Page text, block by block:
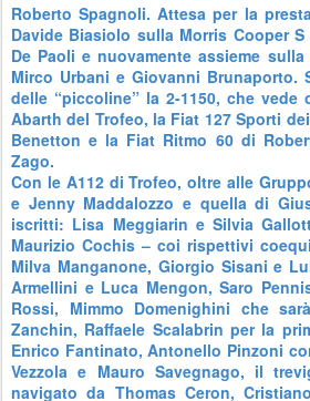
Roberto Spagnoli. Attesa per la
Davide Biasiolo sulla Morris Cooper
De Paoli e nuovamente assieme
Mirco Urbani e Giovanni Brunaporto.
delle “piccoline” la 2-1150, che vede
Abarth del Trofeo, la Fiat 127 Sporti
Benetton e la Fiat Ritmo 60 di
Zago.
Con le A112 di Trofeo, oltre alle
e Jenny Maddalozzo e quella di
iscritti: Lisa Meggiarin e Silvia
Maurizio Cochis – coi rispettivi
Milva Manganone, Giorgio Sisani e
Armellini e Luca Mengon, Saro
Rossi, Mimmo Domenighini che
Zanchin, Raffaele Scalabrin per la
Enrico Fantinato, Antonello Pinzoni
Vezzola e Mauro Savegnago, il
navigato da Thomas Ceron,